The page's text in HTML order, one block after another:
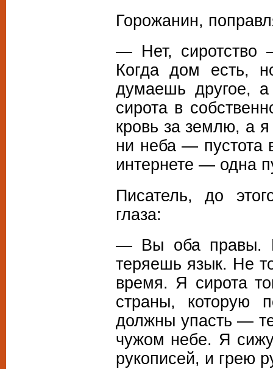
Горожанин,
— Нет, сиротство
Когда дом есть,
думаешь другое,
сирота в
кровь за землю, а
ни неба — пустота
интернете — одна
Писатель, до
глаза:
— Вы оба правы.
теряешь язык. Не
время. Я сирота
страны,
должны упасть —
чужом небе. Я сижу
рукописей, и грею